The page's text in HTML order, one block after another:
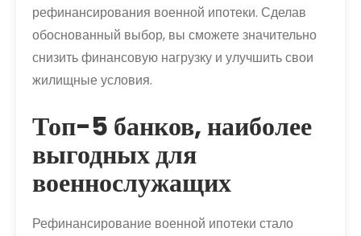
рефинансирования военной ипотеки. Сделав
обоснованный выбор, вы сможете значительно
снизить финансовую нагрузку и улучшить свои
жилищные условия.
Топ-5 банков, наиболее
выгодных для
военнослужащих
Рефинансирование военной ипотеки стало